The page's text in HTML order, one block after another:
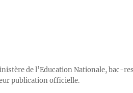
de l’Education Nationale, bac-
publication officielle.